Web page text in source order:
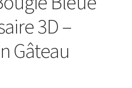
3D –
Gâteau